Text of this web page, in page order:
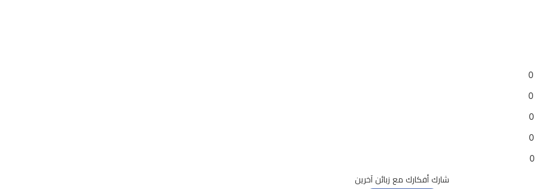
0
0
0
0
0
شارك أفكارك مع زبائن آخرين